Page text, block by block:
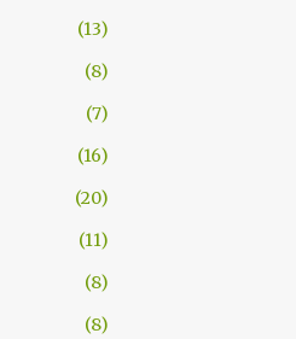
13
8
7
16
20
11
8
8